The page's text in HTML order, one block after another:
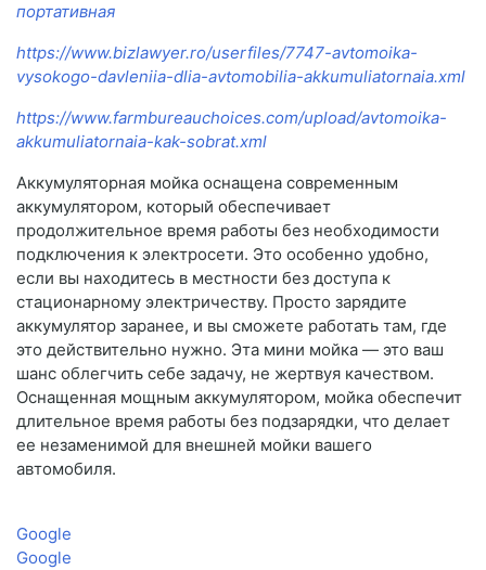
портативная
https://www.bizlawyer.ro/userfiles/7747-avtomoika-
vysokogo-davleniia-dlia-avtomobilia-akkumuliatornaia.xml
https://www.farmbureauchoices.com/upload/avtomoika-
akkumuliatornaia-kak-sobrat.xml
Аккумуляторная мойка оснащена современным
аккумулятором, который обеспечивает
продолжительное время работы без необходимости
подключения к электросети. Это особенно удобно,
если вы находитесь в местности без доступа к
стационарному электричеству. Просто зарядите
аккумулятор заранее, и вы сможете работать там, где
это действительно нужно. Эта мини мойка — это ваш
шанс облегчить себе задачу, не жертвуя качеством.
Оснащенная мощным аккумулятором, мойка обеспечит
длительное время работы без подзарядки, что делает
ее незаменимой для внешней мойки вашего
автомобиля.
Google
Google